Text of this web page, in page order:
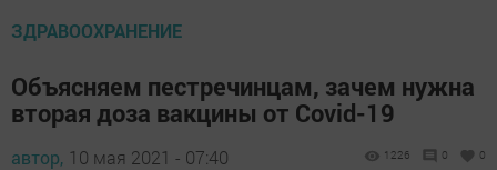
ЗДРАВООХРАНЕНИЕ
Объясняем пестречинцам, зачем нужна
вторая доза вакцины от Covid-19
автор, 10 мая 2021 - 07:40 1226 0 0